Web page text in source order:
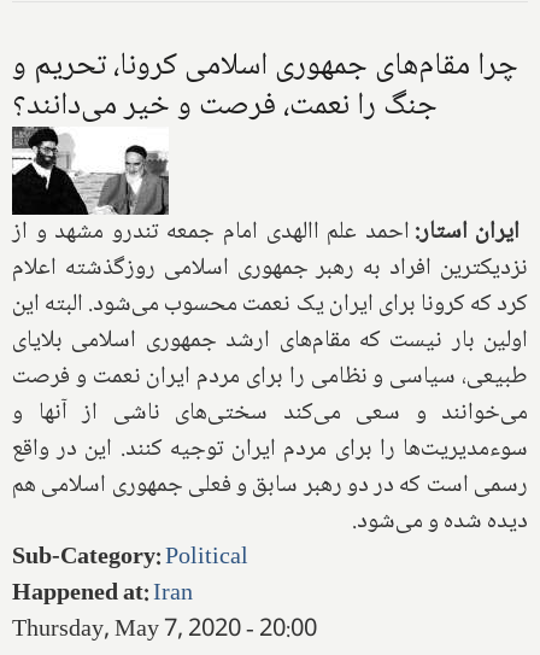
چرا مقام‌های جمهوری اسلامی کرونا، تحریم و
جنگ را نعمت، فرصت و خیر می‌دانند؟
ایران استار:احمد علم االهدی امام جمعه تندرو مشهد و از
نزدیکترین افراد به رهبر جمهوری اسلامی روزگذشته اعلام
کرد که کرونا برای ایران یک نعمت محسوب می‌شود. البته این
اولین بار نیست که مقام‌های ارشد جمهوری اسلامی بلایای
طبیعی، سیاسی و نظامی را برای مردم ایران نعمت و فرصت
می‌خوانند و سعی می‌کند سختی‌های ناشی از آنها و
سوءمدیریت‌ها را برای مردم ایران توجیه کنند. این در واقع
رسمی است که در دو رهبر سابق و فعلی جمهوری اسلامی هم
دیده شده و می‌شود.
Sub-Category:Political
Happened at:Iran
Thursday, May 7, 2020 - 20:00